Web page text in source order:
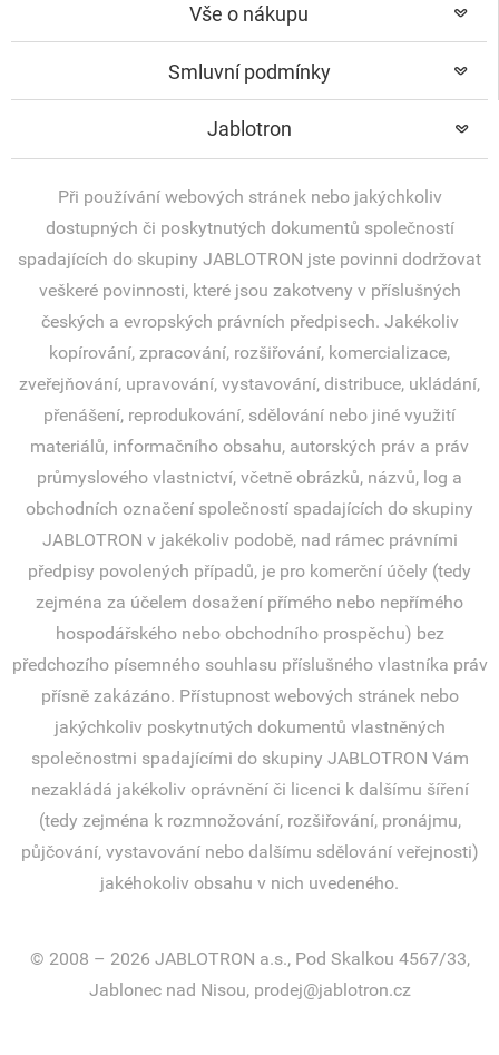
Vše o nákupu
Smluvní podmínky
Jablotron
Při používání webových stránek nebo jakýchkoliv
dostupných či poskytnutých dokumentů společností
spadajících do skupiny JABLOTRON jste povinni dodržovat
veškeré povinnosti, které jsou zakotveny v příslušných
českých a evropských právních předpisech. Jakékoliv
kopírování, zpracování, rozšiřování, komercializace,
zveřejňování, upravování, vystavování, distribuce, ukládání,
přenášení, reprodukování, sdělování nebo jiné využití
materiálů, informačního obsahu, autorských práv a práv
průmyslového vlastnictví, včetně obrázků, názvů, log a
obchodních označení společností spadajících do skupiny
JABLOTRON v jakékoliv podobě, nad rámec právními
předpisy povolených případů, je pro komerční účely (tedy
zejména za účelem dosažení přímého nebo nepřímého
hospodářského nebo obchodního prospěchu) bez
předchozího písemného souhlasu příslušného vlastníka práv
přísně zakázáno. Přístupnost webových stránek nebo
jakýchkoliv poskytnutých dokumentů vlastněných
společnostmi spadajícími do skupiny JABLOTRON Vám
nezakládá jakékoliv oprávnění či licenci k dalšímu šíření
(tedy zejména k rozmnožování, rozšiřování, pronájmu,
půjčování, vystavování nebo dalšímu sdělování veřejnosti)
jakéhokoliv obsahu v nich uvedeného.
© 2008 – 2026 JABLOTRON a.s., Pod Skalkou 4567/33,
Jablonec nad Nisou, prodej@jablotron.cz